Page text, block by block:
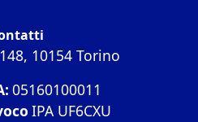
10154 Torino
05160100011
IPA UF6CXU